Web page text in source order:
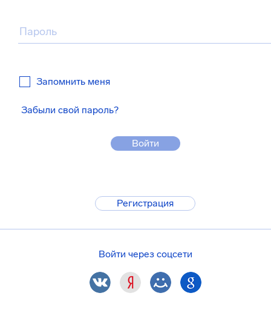
Запомнить меня
Забыли свой пароль?
Войти
Регистрация
Войти через соцсети